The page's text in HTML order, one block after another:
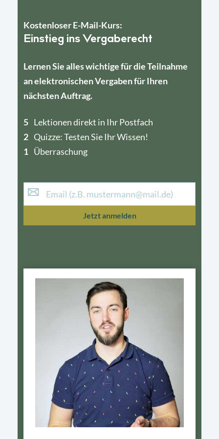
Kostenloser E-Mail-Kurs:
Einstieg ins Vergaberecht
Lernen Sie alles wichtige für die Teilnahme
an elektronischen Vergaben für Ihren
nächsten Auftrag.
5 Lektionen direkt in Ihr Postfach
2 Quizze: Testen Sie Ihr Wissen!
1 Überraschung
4
1
Jetzt anmelden